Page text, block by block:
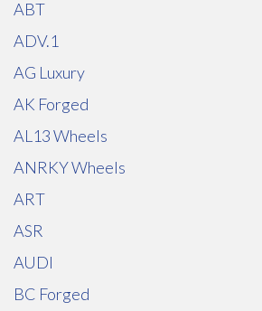
ABT
ADV.1
AG Luxury
AK Forged
AL13 Wheels
ANRKY Wheels
ART
ASR
AUDI
BC Forged